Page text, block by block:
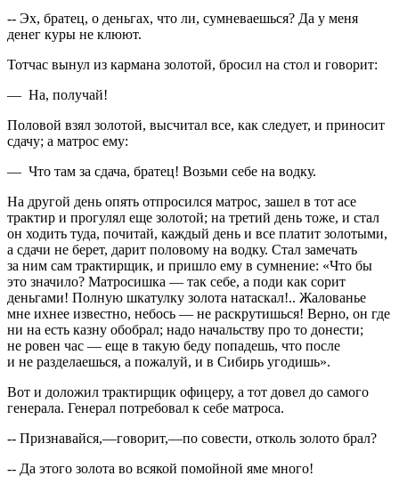
-- Эх, братец, о деньгах, что ли, сумневаешься? Да у меня
денег куры не клюют.
Тотчас вынул из кармана золотой, бросил на стол и говорит:
— На, получай!
Половой взял золотой, высчитал все, как следует, и приносит
сдачу; а матрос ему:
— Что там за сдача, братец! Возьми себе на водку.
На другой день опять отпросился матрос, зашел в тот асе
трактир и прогулял еще золотой; на третий день тоже, и стал
он ходить туда, почитай, каждый день и все платит золотыми,
а сдачи не берет, дарит половому на водку. Стал замечать
за ним сам трактирщик, и пришло ему в сумнение: «Что бы
это значило? Матросишка — так себе, а поди как сорит
деньгами! Полную шкатулку золота натаскал!.. Жалованье
мне ихнее известно, небось — не раскрутишься! Верно, он где
ни на есть казну обобрал; надо начальству про то донести;
не ровен час — еще в такую беду попадешь, что после
и не разделаешься, а пожалуй, и в Сибирь угодишь».
Вот и доложил трактирщик офицеру, а тот довел до самого
генерала. Генерал потребовал к себе матроса.
-- Признавайся,—говорит,—по совести, отколь золото брал?
-- Да этого золота во всякой помойной яме много!